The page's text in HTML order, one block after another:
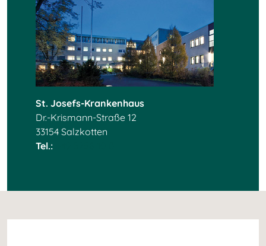
St. Josefs-Krankenhaus
Dr.-Krismann-Straße 12
33154 Salzkotten
Tel.: